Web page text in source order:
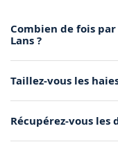
Combien de fois
Lans ?
lauriers nécessitent
et automne). Les
d'une taille annuelle.
vos haies à Lans.
Taillez-vous les
toutes hauteurs, y
Récupérez-vous les